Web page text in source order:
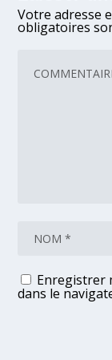
Votre adresse
obligatoires
Enregistrer
dans le